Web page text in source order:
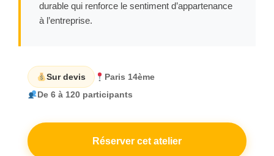
durable qui renforce le sentiment d’appartenance
à l’entreprise.
Sur devis
Paris 14ème
De 6 à 120 participants
Réserver cet atelier